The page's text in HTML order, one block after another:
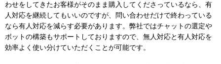
わせをしてきたお客様がそのまま購入してくださっているなら、有
人対応を継続してもいいのですが、問い合わせだけで終わっている
なら有人対応を減らす必要があります。弊社ではチャットの選定や
ボットの構築もサポートしておりますので、無人対応と有人対応を
効率よく使い分けていただくことが可能です。